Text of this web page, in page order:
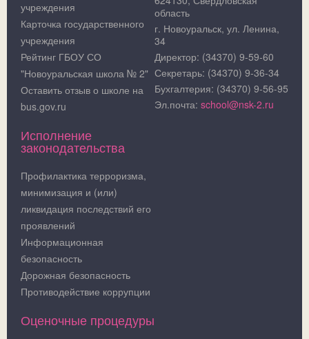
учреждения
Карточка государственного
учреждения
Рейтинг ГБОУ СО
"Новоуральская школа № 2"
Оставить отзыв о школе на
bus.gov.ru
Исполнение
законодательства
Профилактика терроризма,
минимизация и (или)
ликвидация последствий его
проявлений
Информационная
безопасность
Дорожная безопасность
Противодействие коррупции
Оценочные процедуры
область
г. Новоуральск, ул. Ленина,
34
Директор: (34370) 9-59-60
Секретарь: (34370) 9-36-34
Бухгалтерия: (34370) 9-56-95
Эл.почта: school@nsk-2.ru